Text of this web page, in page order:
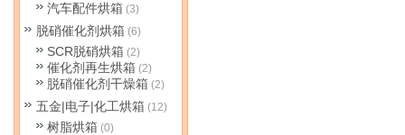
汽车配件烘箱 (3)
脱硝催化剂烘箱 (6)
SCR脱硝烘箱 (2)
催化剂再生烘箱 (2)
脱硝催化剂干燥箱 (2)
五金|电子|化工烘箱 (12)
树脂烘箱 (0)